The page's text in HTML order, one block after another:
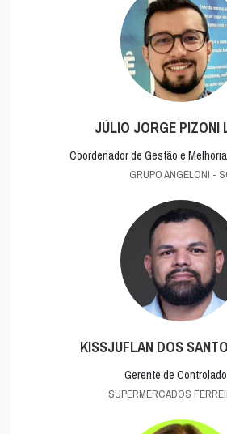
JÚLIO JORGE PIZONI
Coordenador de Gestão e
GRUPO ANGELONI -
KISSJUFLAN DOS
Gerente de
SUPERMERCADOS